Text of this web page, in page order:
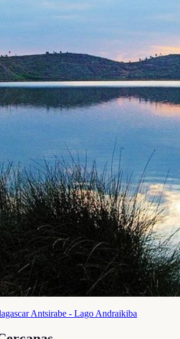
Antsirabe - Lago Andraikiba